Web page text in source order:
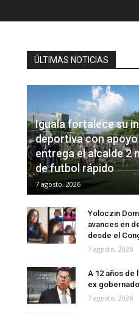
ÚLTIMAS NOTICIAS
Iguala fortalece su
deportiva con
entrega el alcalde 2
de futbol rápido
7 agosto, 2026
Yoloczin
avances en
desde el
7 agosto, 2026
A 12 años de
ex
7 agosto, 2026